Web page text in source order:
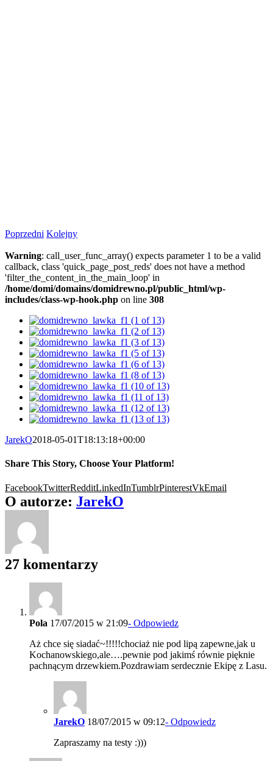
Poprzedni Kolejny
Warning: call_user_func_array() expects parameter 1 to be a valid
callback, class 'quick_page_post_reds' does not have a method
'filter_the_content_in_the_main_loop' in
/home/domi/domains/domidrewno.pl/public_html/wp-
includes/class-wp-hook.php on line 308
JarekO2018-05-01T18:13:18+00:00
Share This Story, Choose Your Platform!
FacebookTwitterRedditLinkedInTumblrPinterestVkEmail
O autorze: JarekO
27 komentarzy
Pola 17/07/2015 w 21:09- Odpowiedz
Aż chce się siadać~!!!!!chociaż nie pod lipą zapewne,jak u
Kochanowskiego,ale….pewnie pod jakimś równie pięknie
pachnącym drzewkiem.Pozdrawiam serdecznie Ekipę z Lasu.
JarekO 18/07/2015 w 09:12- Odpowiedz
Zapraszamy na testy :)))